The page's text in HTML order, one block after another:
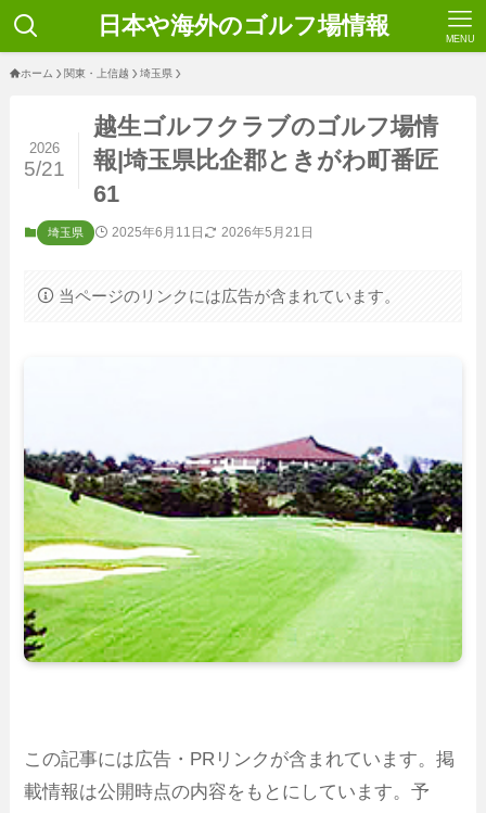
日本や海外のゴルフ場情報 MENU
ホーム 関東・上信越 埼玉県
越生ゴルフクラブのゴルフ場情
報|埼玉県比企郡ときがわ町番匠
61
2026
5/21
埼玉県 2025年6月11日 2026年5月21日
当ページのリンクには広告が含まれています。
この記事には広告・PRリンクが含まれています。掲
載情報は公開時点の内容をもとにしています。予